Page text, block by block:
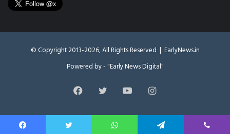
© Copyright 2013-2026, All Rights Reserved | EarlyNews.in
Powered by - "Early News Digital"
FacebookTwitter YouTubeInstagram